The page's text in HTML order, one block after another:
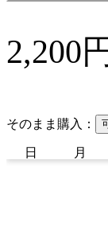
2,200円
そのまま購入：
日 月